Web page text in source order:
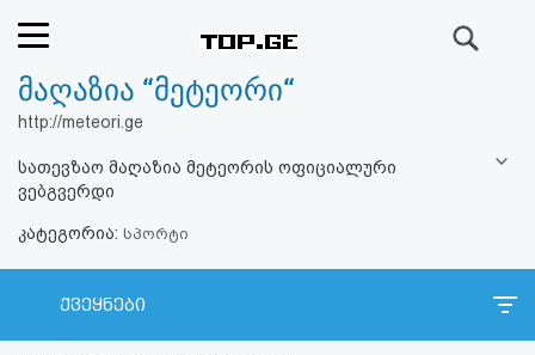
რეიტინგი
კითხვა-
პასუხი
მაღაზია “მეტეორი“
http://meteori.ge
სათევზაო მაღაზია მეტეორის ოფიციალური
ვებგვერდი
კატეგორია: სპორტი
ქვეყნები